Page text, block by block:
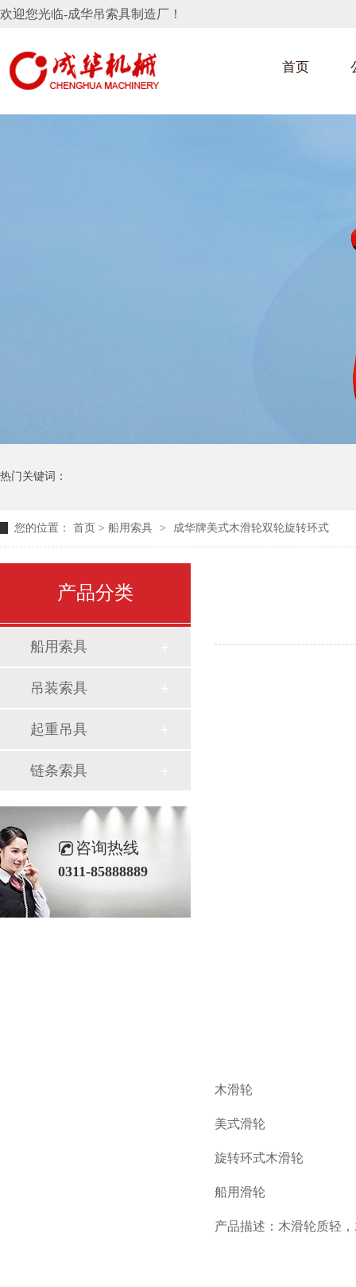
欢迎您光临-成华吊索具制造厂！
首页
热门关键词：
您的位置： 首页 > 船用索具 > 成华牌美式木滑轮双轮旋转环式
木滑轮
美式滑轮
旋转环式木滑轮
船用滑轮
产品描述：木滑轮质轻
产品分类
船用索具
吊装索具
起重吊具
链条索具
咨询热线
0311-85888889